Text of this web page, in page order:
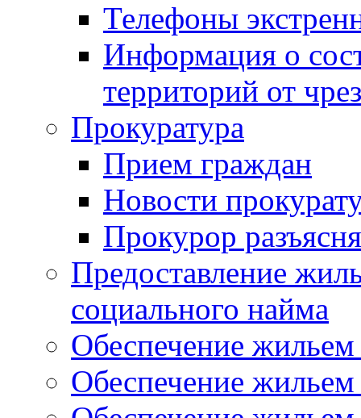
Телефоны
Информация о
территорий от
Прокуратура
Прием граждан
Новости
Прокурор
Предоставление
социального найма
Обеспечение
Обеспечение